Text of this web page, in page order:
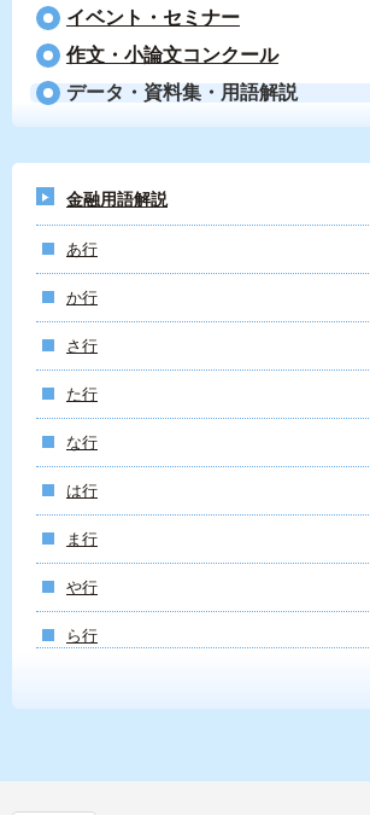
イベント・セミナー
作文・小論文コンクール
データ・資料集・用語解説
金融用語解説
あ行
か行
さ行
た行
な行
は行
ま行
や行
ら行